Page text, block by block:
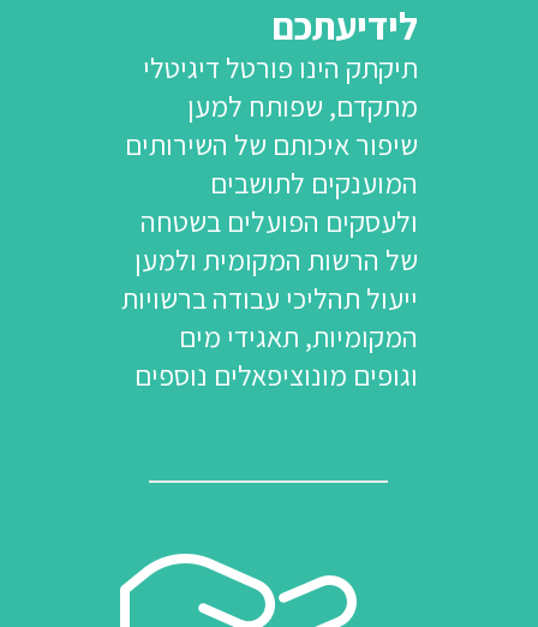
לידיעתכם
תיקתק הינו פורטל דיגיטלי
מתקדם, שפותח למען
שיפור איכותם של השירותים
המוענקים לתושבים
ולעסקים הפועלים בשטחה
של הרשות המקומית ולמען
ייעול תהליכי עבודה ברשויות
המקומיות, תאגידי מים
וגופים מונוציפאלים נוספים